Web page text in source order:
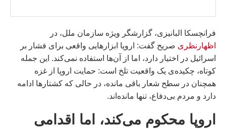
فرانچسکا البانیزی، گزارشگر ویژه سازمان ملل، در
اظهارنظری صریح گفت: اروپا ابزارهایی واقعی برای فشار بر
اسرائیل در اختیار دارد، اما از آن‌ها استفاده نمی‌کند. این جمله
کوتاه، چکیده‌ی یک واقعیت تلخ است: حمایت اروپا از غزه
همچنان در سطح شعار باقی مانده، در حالی که کشتارها ادامه
دارد و مردم بی‌دفاع، تنها مانده‌اند.
اروپا محکوم می‌کند، اما اقدامی